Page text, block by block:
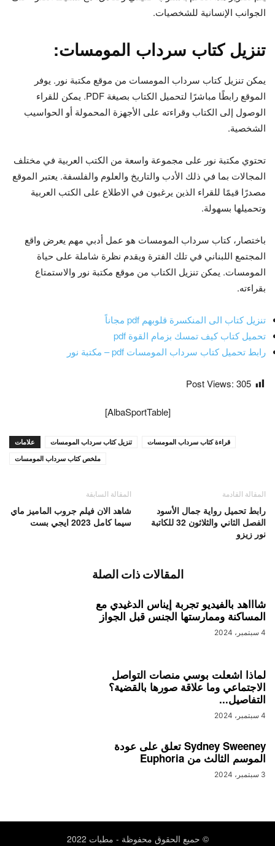
الجوانب الإنسانية للشخصيات.
تنزيل كتاب سرداب المومسات:
يمكن تنزيل كتاب سرداب المومسات من موقع مكتبة نور. يوفر
الموقع رابطًا مباشرًا لتحميل الكتاب بصيغة PDF. يمكن للقراء
الوصول إلى الكتاب وقراءته على الأجهزة المحمولة أو الحواسيب
الشخصية.
تحتوي مكتبة نور على مجموعة واسعة من الكتب العربية في مختلف
المجالات بما في ذلك الأدب والتاريخ والعلوم والفلسفة. يعتبر الموقع
مصدرًا قيمًا للقراء الذين يرغبون في الاطلاع على الكتب العربية
وتحميلها بسهولة.
باختصار، كتاب سرداب المومسات هو عمل أدبي مهم يعرض واقع
المجتمع اللبناني في تلك الفترة ويقدم نظرة شاملة على حياة
المومسات. يمكن تنزيل الكتاب من موقع مكتبة نور والاستمتاع
بقراءته.
تنزيل كتاب الى المنكسرة قلوبهم pdf مجاناً
تحميل كتاب كيف تمسك بزمام القوة pdf
رابط تحميل كتاب سرداب المومسات pdf – مكتبة نور
Post Views: 305
[AlbaSportTable]
علامات تنزيل كتاب سرداب المومسات
قراءة كتاب سرداب المومسات
ملخص كتاب سرداب المومسات
المقالة السابقة
شاهد الان فيلم جروب الماميز ماي
سيما كامل 2023 ايجي بست
المقالة القادمة
رابط تحميل رواية جمال الأسود
الفصل الثاني والثلاثون 32 للكاتبة
نور زيزو
المقالات ذات الصلة
شاااهد بالفيديو تجربة إيناس الدغيدي مع
المساكنة وممارستها الجنس قبل الجواز
4 سبتمبر، 2024
لماذا اشعلت بوسي منصات التواصل
الاجتماعي وما علاقة صورها بالقضية؟
التفاصيل...
4 سبتمبر، 2024
Sydney Sweeney تعلق على عودة
الموسم الثالث من Euphoria
3 سبتمبر، 2024
© حميع الحقوق محفوظة - مطبات 2022